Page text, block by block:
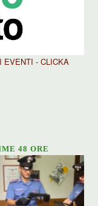
EVENTI - CLICKA
48 ORE